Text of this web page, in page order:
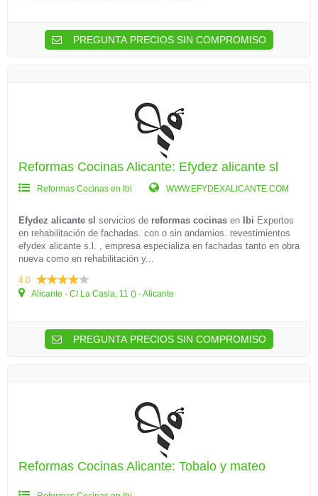
PREGUNTA PRECIOS SIN COMPROMISO
Reformas Cocinas Alicante: Efydez alicante sl
Reformas Cocinas en Ibi WWW.EFYDEXALICANTE.COM
Efydez alicante sl servicios de reformas cocinas en Ibi Expertos
en rehabilitación de fachadas. con o sin andamios. revestimientos
efydex alicante s.l. , empresa especializa en fachadas tanto en obra
nueva como en rehabilitación y...
4.0
Alicante - C/ La Casia, 11 () - Alicante
PREGUNTA PRECIOS SIN COMPROMISO
Reformas Cocinas Alicante: Tobalo y mateo